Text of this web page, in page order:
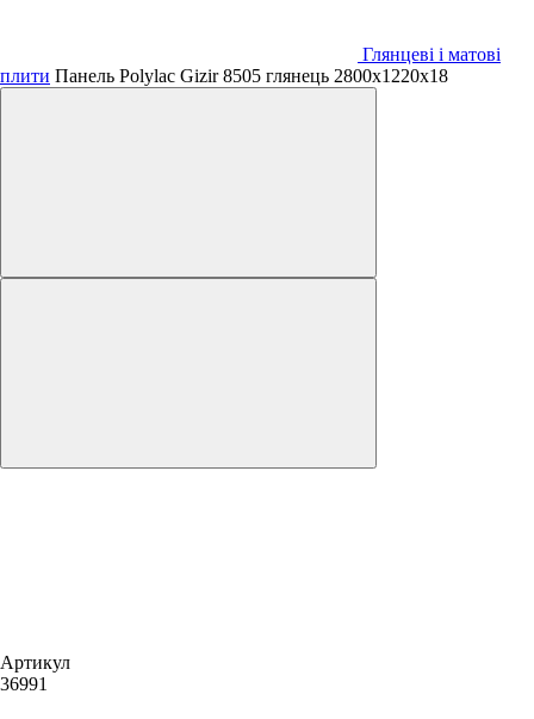
Глянцеві і матові
плити Панель Polylac Gizir 8505 глянець 2800х1220х18
Артикул
36991